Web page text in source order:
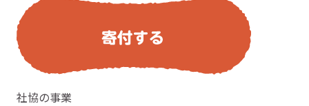
社協の事業